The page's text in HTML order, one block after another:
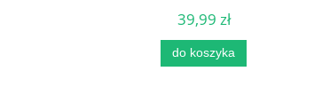
39,99 zł
do koszyka